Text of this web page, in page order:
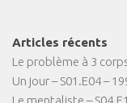
Articles récents
Le problème à 3
Un jour – S01.E04 –
Le mentaliste –